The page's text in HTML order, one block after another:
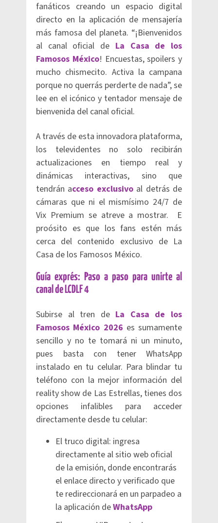
fanáticos creando un espacio digital
directo en la aplicación de mensajería
más famosa del planeta. “¡Bienvenidos
al canal oficial de La Casa de los
Famosos México! Encuestas, spoilers y
mucho chismecito. Activa la campana
porque no querrás perderte de nada”, se
lee en el icónico y tentador mensaje de
bienvenida del canal oficial.
A través de esta innovadora plataforma,
los televidentes no solo recibirán
actualizaciones en tiempo real y
dinámicas interactivas, sino que
tendrán acceso exclusivo al detrás de
cámaras que ni el mismísimo 24/7 de
Vix Premium se atreve a mostrar. E
proósito es que los fans estén más
cerca del contenido exclusivo de La
Casa de los Famosos México.
Guía exprés: Paso a paso para unirte al
canal de LCDLF 4
Subirse al tren de La Casa de los
Famosos México 2026 es sumamente
sencillo y no te tomará ni un minuto,
pues basta con tener WhatsApp
instalado en tu celular. Para blindar tu
teléfono con la mejor información del
reality show de Las Estrellas, tienes dos
opciones infalibles para acceder
directamente desde tu celular:
El truco digital: ingresa
directamente al sitio web oficial
de la emisión, donde encontrarás
el enlace directo y verificado que
te redireccionará en un parpadeo a
la aplicación deWhatsApp